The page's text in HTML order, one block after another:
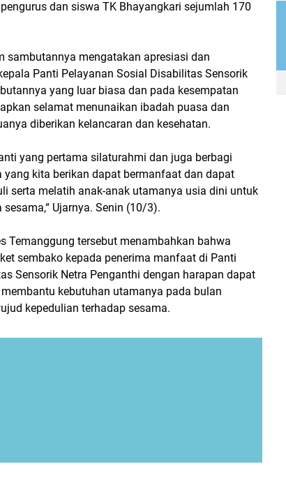
dan siswa TK Bhayangkari sejumlah 170
sambutannya mengatakan apresiasi dan
Panti Pelayanan Sosial Disabilitas Sensorik
yang luar biasa dan pada kesempatan
selamat menunaikan ibadah puasa dan
diberikan kelancaran dan kesehatan.
yang pertama silaturahmi dan juga berbagi
yang kita berikan dapat bermanfaat dan dapat
serta melatih anak-anak utamanya usia dini untuk
Ujarnya. Senin (10/3).
Temanggung tersebut menambahkan bahwa
sembako kepada penerima manfaat di Panti
Sensorik Netra Penganthi dengan harapan dapat
kebutuhan utamanya pada bulan
kepedulian terhadap sesama.